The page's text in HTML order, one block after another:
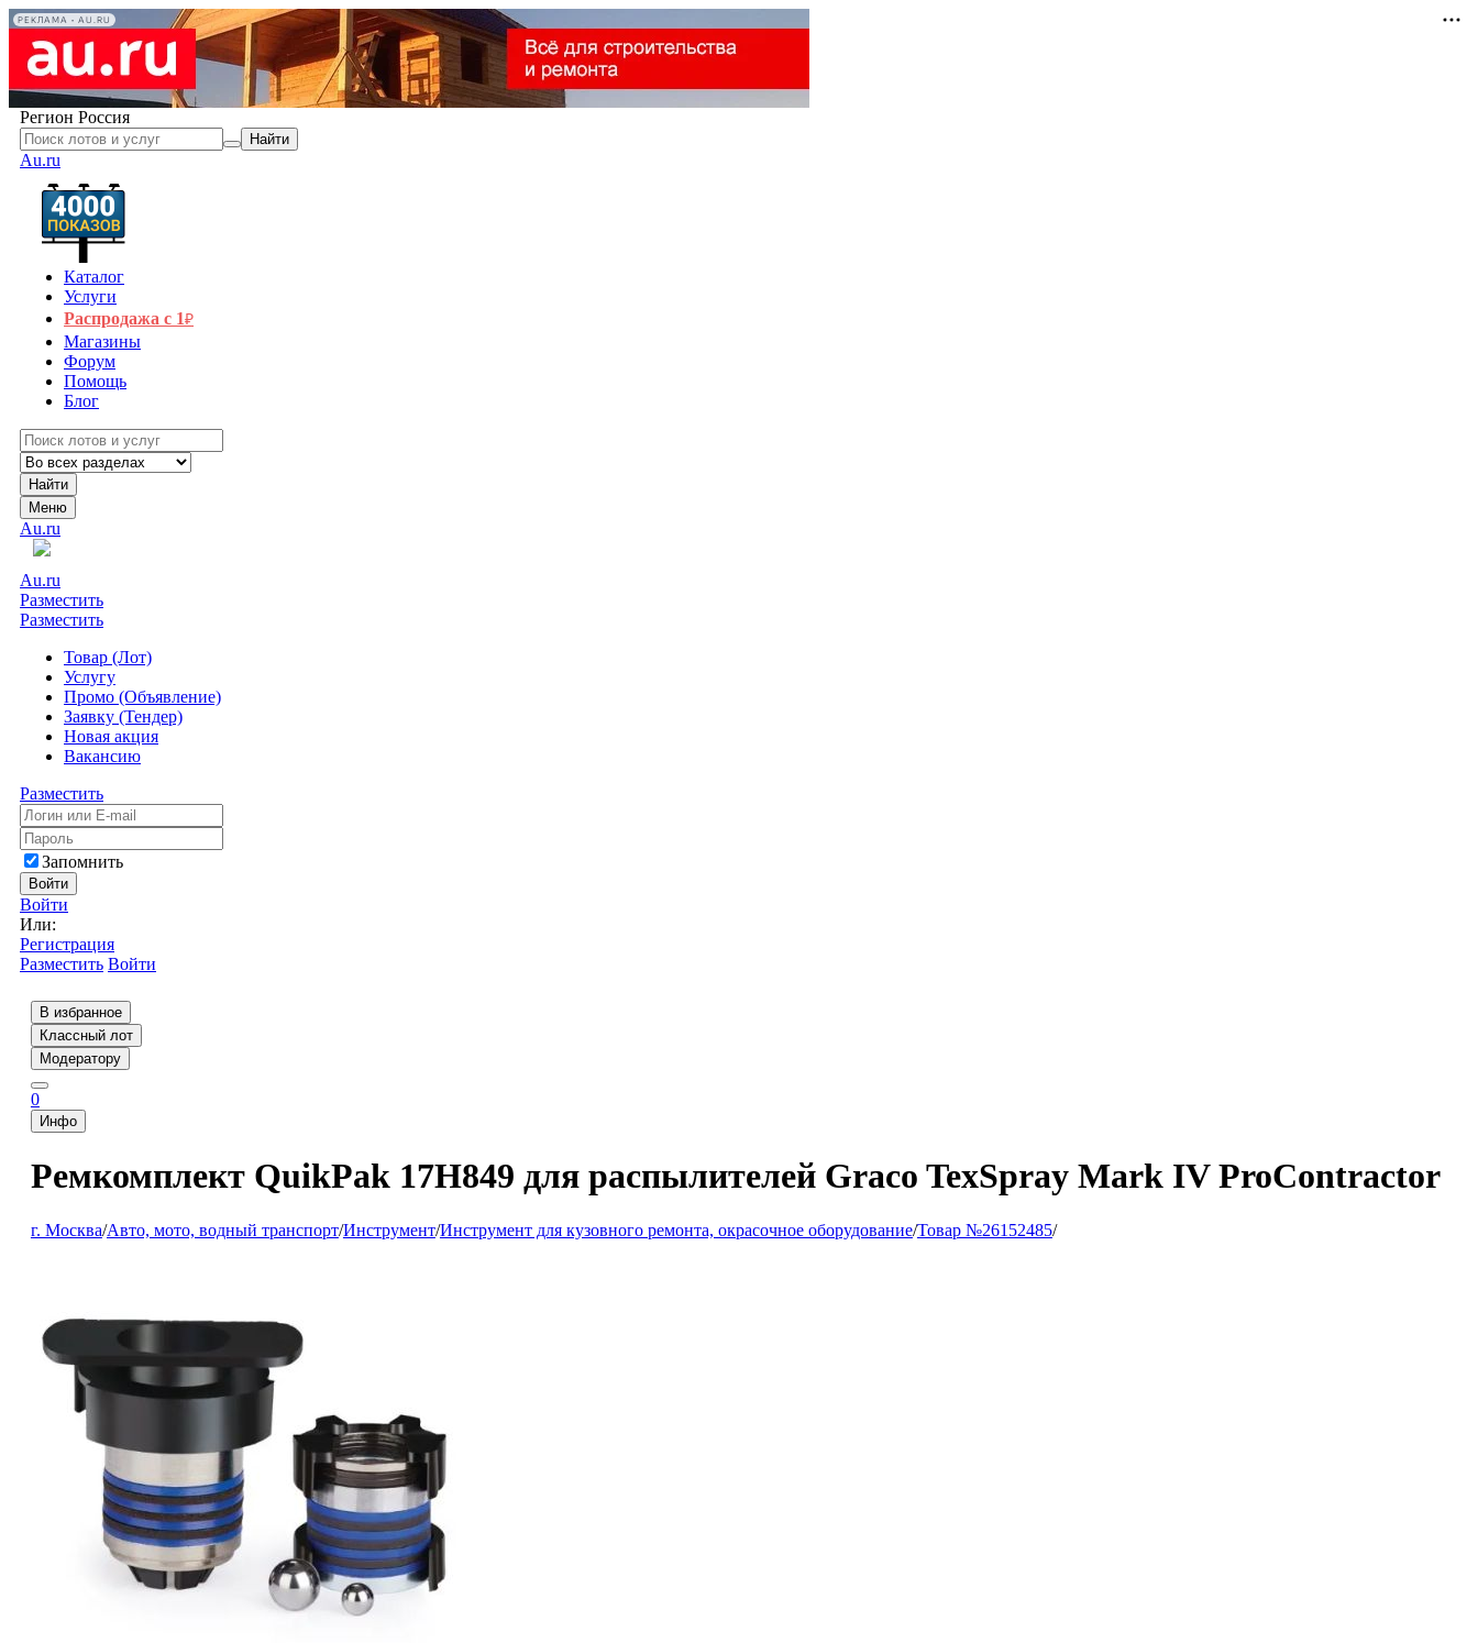
РЕКЛАМА • AU.RU
Регион Россия
Найти
Au.ru
Каталог
Услуги
Распродажа с 1₽
Магазины
Форум
Помощь
Блог
Найти
Меню
Au.ru
Au.ru
Разместить
Разместить
Товар (Лот)
Услугу
Промо (Объявление)
Заявку (Тендер)
Новая акция
Вакансию
Разместить
Запомнить
Войти
Войти
Или:
Регистрация
Разместить Войти
В избранное
Классный лот
Модератору
0
Инфо
Ремкомплект QuikPak 17H849 для распылителей Graco TexSpray Mark IV ProContractor
г. Москва/Авто, мото, водный транспорт/Инструмент/Инструмент для кузовного ремонта, окрасочное оборудование/Товар №26152485/